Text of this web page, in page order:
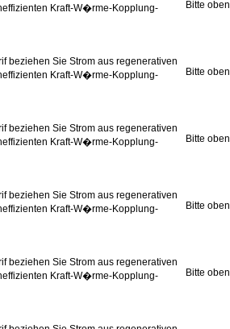
Kraft-W�rme-Kopplung-
Bitte
beziehen Sie Strom aus regenerativen
Kraft-W�rme-Kopplung-
Bitte
beziehen Sie Strom aus regenerativen
Kraft-W�rme-Kopplung-
Bitte
beziehen Sie Strom aus regenerativen
Kraft-W�rme-Kopplung-
Bitte
beziehen Sie Strom aus regenerativen
Kraft-W�rme-Kopplung-
Bitte